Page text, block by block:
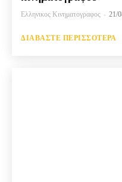
Ελληνικος Κινηματογραφος - 21/
ΔΙΑΒΆΣΤΕ ΠΕΡΙΣΣΌΤΕΡΑ